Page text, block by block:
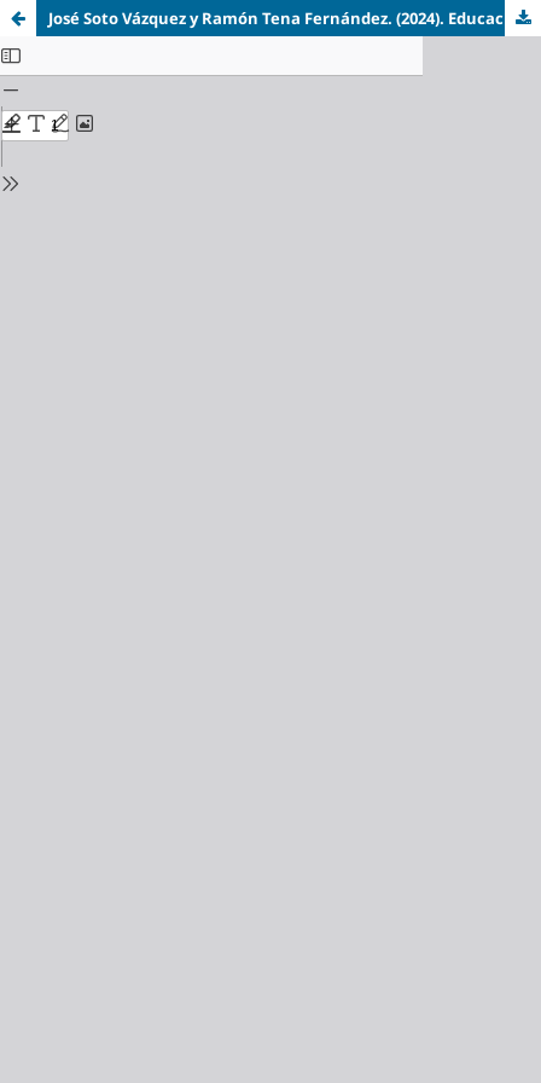
José Soto Vázquez y Ramón Tena Fernández. (2024). Educación lectora en el siglo XXI. Colección Editorial Dykinson. 155 páginas. Identificadores: ISBN 978-84-1070-454-1